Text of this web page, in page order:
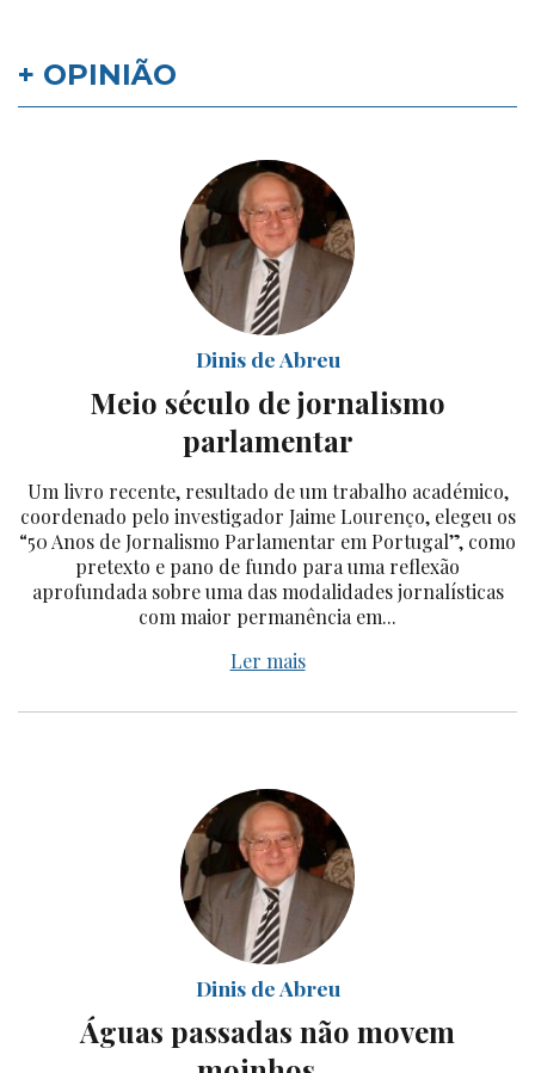
+ OPINIÃO
Dinis de Abreu
Meio século de jornalismo
parlamentar
Um livro recente, resultado de um trabalho académico,
coordenado pelo investigador Jaime Lourenço, elegeu os
“50 Anos de Jornalismo Parlamentar em Portugal”, como
pretexto e pano de fundo para uma reflexão
aprofundada sobre uma das modalidades jornalísticas
com maior permanência em...
Ler mais
Dinis de Abreu
Águas passadas não movem